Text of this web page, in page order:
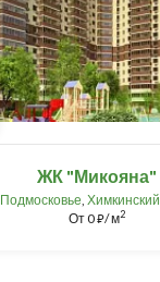
ЖК "Микояна"
Подмосковье Химкинский
От0⃏/ м2